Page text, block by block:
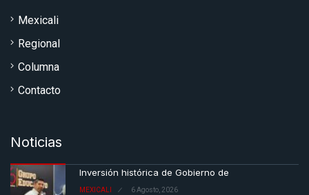
Mexicali
Regional
Columna
Contacto
Noticias
Inversión histórica de Gobierno de
MEXICALI 6 Agosto, 2026